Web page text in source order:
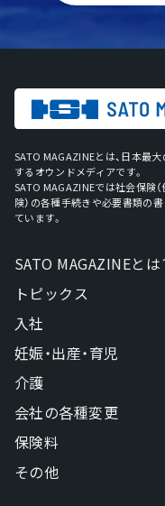
SATO MAGAZINEとは、日本最
するオウンドメディアです。
SATO MAGAZINEでは社会保険
険）の各種手続きや必要書類の
ています。
SATO MAGAZINEとは
トピックス
入社
妊娠・出産・育児
介護
会社の各種変更
保険料
その他